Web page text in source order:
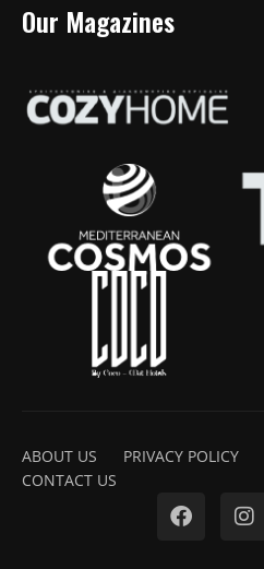
Our Magazines
ABOUT US PRIVACY POLICY
CONTACT US